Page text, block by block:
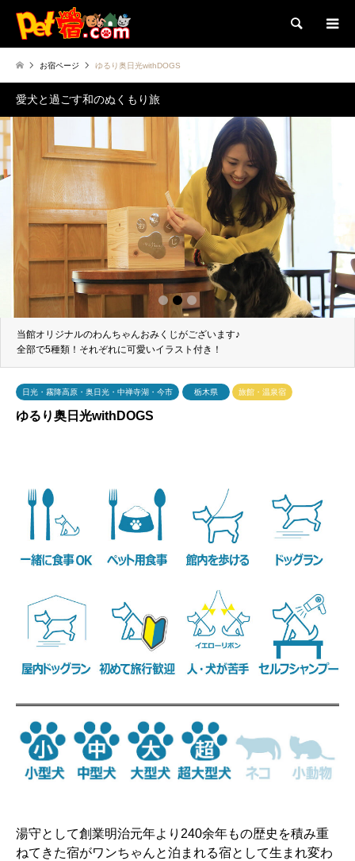
検索
お宿ページ ゆるり奥日光withDOGS
愛犬と過ごす和のぬくもり旅
当館オリジナルのわんちゃんおみくじがございます♪
全部で5種類！それぞれに可愛いイラスト付き！
3
日光・霧降高原・奥日光・中禅寺湖・今市 栃木県 旅館・温泉宿
ゆるり奥日光withDOGS
湯守として創業明治元年より240余年もの歴史を積み重
ねてきた宿がワンちゃんと泊まれる宿として生まれ変わ